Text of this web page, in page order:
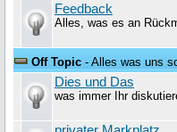
Feedback
Alles, was es an
Off Topic - Alles was uns
Dies und Das
was immer Ihr